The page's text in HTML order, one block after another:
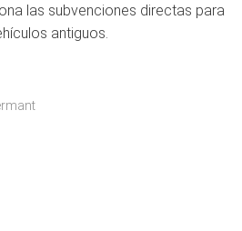
las subvenciones directas para
antiguos.